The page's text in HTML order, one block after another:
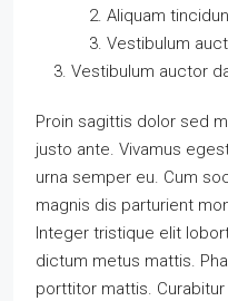
Aliquam
Vestibulum
Vestibulum auctor
Proin sagittis dolor sed
justo ante. Vivamus
urna semper eu. Cum
magnis dis parturient
Integer tristique elit
dictum metus mattis.
porttitor mattis.